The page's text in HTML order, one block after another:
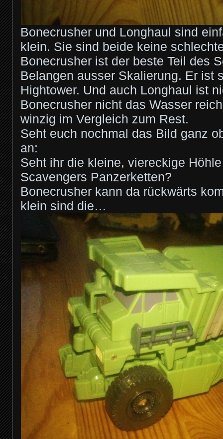
Bonecrusher und Longhaul sind
klein. Sie sind beide keine
Bonecrusher ist der beste Teil des
Belangen ausser Skalierung. Er ist
Hightower. Und auch Longhaul ist
Bonecrusher nicht das Wasser
winzig im Vergleich zum Rest.
Seht euch nochmal das Bild ganz
an:
Seht ihr die kleine, viereckige
Scavengers Panzerketten?
Bonecrusher kann da rückwärts
klein sind die…